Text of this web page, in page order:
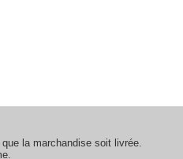
la marchandise soit livrée.